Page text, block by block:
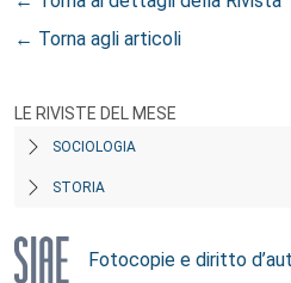
← Torna agli articoli
LE RIVISTE DEL MESE
SOCIOLOGIA
STORIA
Fotocopie e diritto